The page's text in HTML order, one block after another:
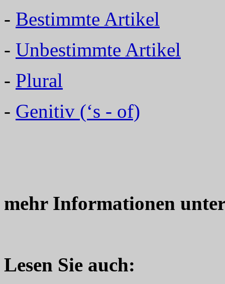
- Bestimmte Artikel
- Unbestimmte Artikel
- Plural
- Genitiv (‘s - of)
mehr Informationen
Lesen Sie auch: